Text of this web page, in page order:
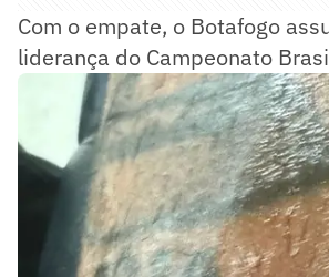
Com o empate, o Botafogo
liderança do Campeonato